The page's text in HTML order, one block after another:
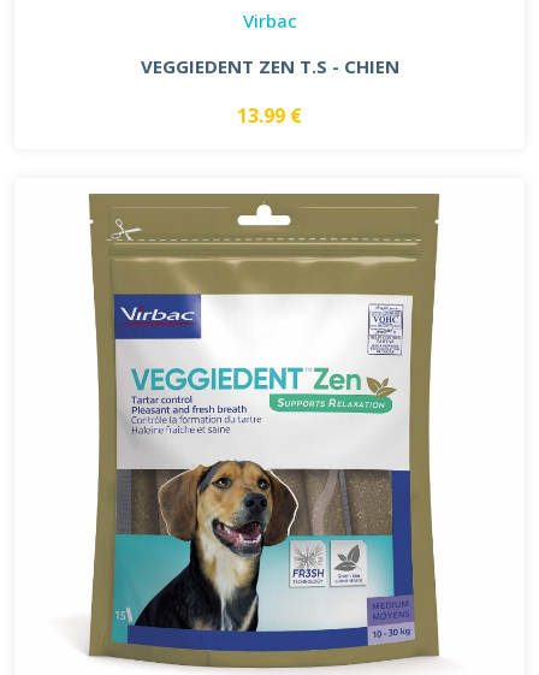
Virbac
VEGGIEDENT ZEN T.S - CHIEN
13.99 €